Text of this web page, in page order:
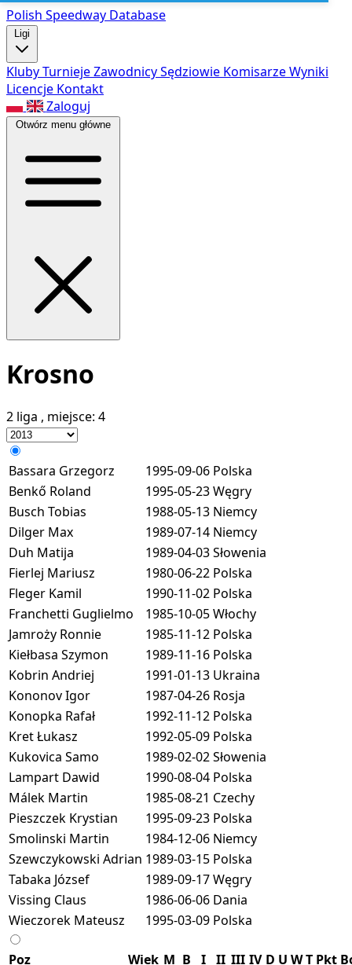
Polish Speedway Database
Ligi
KlubyTurniejeZawodnicySędziowie KomisarzeWyniki
Licencje Kontakt
Zaloguj
Otwórz menu główne
Krosno
2 liga , miejsce: 4
Bassara Grzegorz 1995-09-06 Polska
Benkő Roland
1995-05-23Węgry
Busch Tobias
1988-05-13 Niemcy
Dilger Max
1989-07-14 Niemcy
Duh Matija
1989-04-03Słowenia
Fierlej Mariusz
1980-06-22 Polska
Fleger Kamil
1990-11-02 Polska
Franchetti Guglielmo
1985-10-05Włochy
Jamroży Ronnie
1985-11-12 Polska
Kiełbasa Szymon
1989-11-16 Polska
Kobrin Andriej
1991-01-13 Ukraina
Kononov Igor
1987-04-26 Rosja
Konopka Rafał
1992-11-12 Polska
Kret Łukasz
1992-05-09 Polska
Kukovica Samo
1989-02-02Słowenia
Lampart Dawid
1990-08-04 Polska
Málek Martin
1985-08-21 Czechy
Pieszczek Krystian
1995-09-23 Polska
Smolinski Martin
1984-12-06 Niemcy
Szewczykowski Adrian 1989-03-15 Polska
Tabaka József
1989-09-17Węgry
Vissing Claus
1986-06-06 Dania
Wieczorek Mateusz
1995-03-09 Polska
Poz Wiek M B I II III IV D U WT Pkt